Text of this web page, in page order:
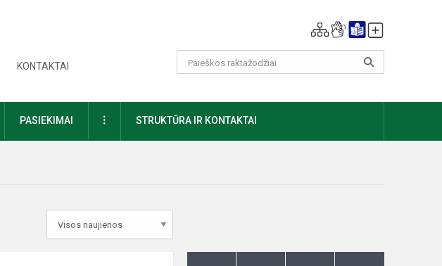
KONTAKTAI
PASIEKIMAI DAUGIAUSTRUKTŪRA IR KONTAKTAI